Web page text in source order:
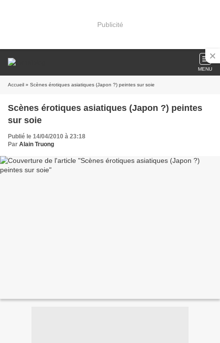
Publicité
MENU
Accueil » Scènes érotiques asiatiques (Japon ?) peintes sur soie
Scènes érotiques asiatiques (Japon ?) peintes
sur soie
Publié le 14/04/2010 à 23:18
Par Alain Truong